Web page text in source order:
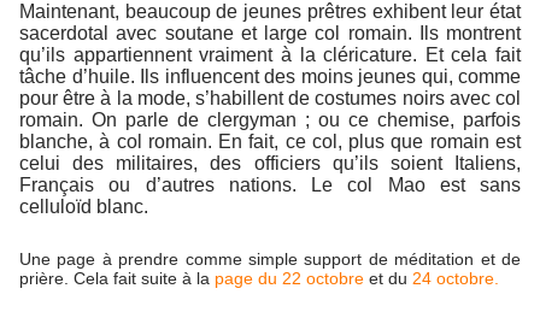
Maintenant, beaucoup de jeunes prêtres exhibent leur état
sacerdotal avec soutane et large col romain. Ils montrent
qu’ils appartiennent vraiment à la cléricature. Et cela fait
tâche d’huile. Ils influencent des moins jeunes qui, comme
pour être à la mode, s’habillent de costumes noirs avec col
romain. On parle de clergyman ; ou ce chemise, parfois
blanche, à col romain. En fait, ce col, plus que romain est
celui des militaires, des officiers qu’ils soient Italiens,
Français ou d’autres nations. Le col Mao est sans
celluloïd blanc.
Une page à prendre comme simple support de méditation et de
prière. Cela fait suite à la page du 22 octobre et du 24 octobre.